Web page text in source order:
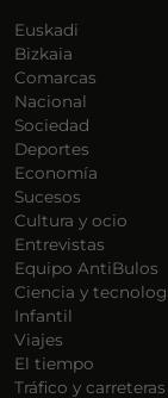
Euskadi
Bizkaia
Comarcas
Nacional
Sociedad
Deportes
Economía
Sucesos
Cultura y ocio
Entrevistas
Equipo AntiBulos
Ciencia y
Infantil
Viajes
El tiempo
Tráfico y carreteras